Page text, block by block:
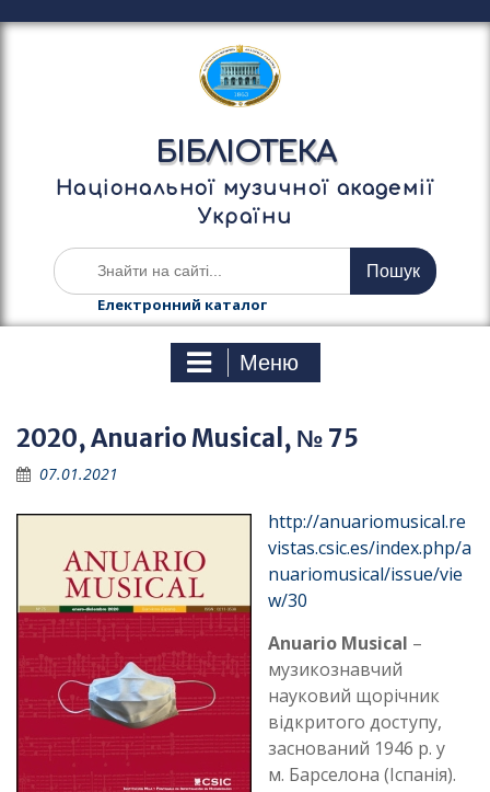
е
у
БІБЛІОТЕКА
Національної музичної академії
України
Ш
у
а
Електронний каталог
Меню
2020, Anuario Musical, № 75
07.01.2021
http://anuariomusical.re
vistas.csic.es/index.php/a
nuariomusical/issue/vie
w/30
Anuario Musical –
музикознавчий
науковий щорічник
відкритого доступу,
заснований 1946 р. у
м. Барселона (Іспанія).